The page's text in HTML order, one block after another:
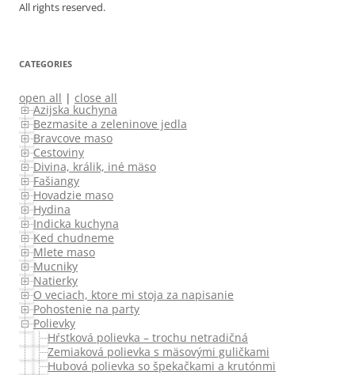
All rights reserved.
CATEGORIES
open all | close all
Azijska kuchyna
Bezmasite a zeleninove jedla
Bravcove maso
Cestoviny
Divina, králik, iné mäso
Fašiangy
Hovadzie maso
Hydina
Indicka kuchyna
Ked chudneme
Mlete maso
Mucniky
Natierky
O veciach, ktore mi stoja za napisanie
Pohostenie na party
Polievky
Hŕstková polievka – trochu netradičná
Zemiaková polievka s mäsovými guličkami
Hubová polievka so špekačkami a krutónmi